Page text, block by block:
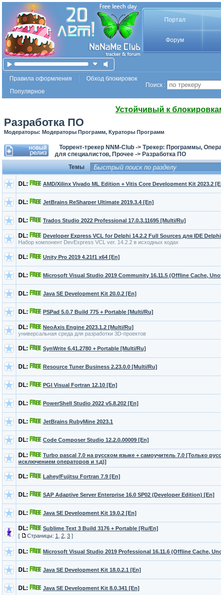
Портал
Форум
Правила оформления
Обход блокировок
Популярное
Поиск :
Устойчивый к
Разработка ПО
Модераторы: Модераторы Программ, Кураторы Программ
Торрент-трекер NNM-Club -> Трекер: Программы,
для специалистов, Прочее -> Разработка ПО
Темы
DL: AMD/Xilinx Vivado ML Edition + Vitis Core Development Kit 2023.2
DL: JetBrains ReSharper Ultimate 2019.3.4 [En]
DL: Trados Studio 2022 Professional 17.0.3.11695 [Multi/Ru]
DL:
Developer Express VCL for Delphi 14.2.2 Full Sources для IDE
Набор компонент DevExpress VCL ver. 14.2.2 в исходных кодах
DL: Unity Pro 2019 4.21f1 x64 [En]
DL: Microsoft Visual Studio 2019 Community 16.11.5 (Offline Cache,
DL: Java SE Development Kit 20.0.2 [En]
DL: PSPad 5.0.7 Build 775 + Portable [Multi/Ru]
DL:
NeoAxis Engine 2023.1.2 [Multi/Ru]
универсальная среда для разработки 3D-проектов
DL: SynWrite 6.41.2780 + Portable [Multi/Ru]
DL: Resource Tuner Business 2.23.0.0 [Multi/Ru]
DL: PGI Visual Fortran 12.10 [En]
DL: PowerShell Studio 2022 v5.8.202 [En]
DL: JetBrains RubyMine 2023.1
DL: Code Composer Studio 12.2.0.00009 [En]
DL:
Turbo pascal 7.0 на русском языке + самоучитель 7.0 [Только
исключением операторов и т.д)]
DL: Lahey/Fujitsu Fortran 7.9 [En]
DL: SAP Adaptive Server Enterprise 16.0 SP02 (Developer Edition) [En]
DL: Java SE Development Kit 19.0.2 [En]
DL:
Sublime Text 3 Build 3176 + Portable [Ru/En]
[
Страницы: 1 2 3 ]
DL: Microsoft Visual Studio 2019 Professional 16.11.6 (Offline Cache,
DL: Java SE Development Kit 18.0.2.1 [En]
DL: Java SE Development Kit 8.0.341 [En]